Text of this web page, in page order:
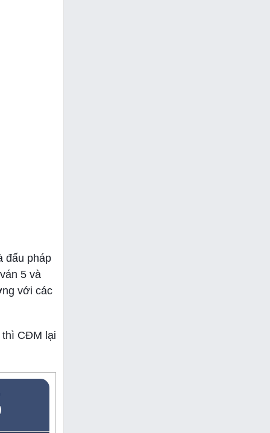
đấu pháp
5 và
với các
thì CĐM lại